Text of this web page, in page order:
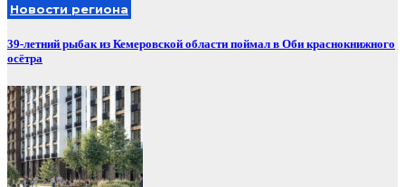
Новости региона
39-летний рыбак из Кемеровской области поймал в Оби краснокнижного
осётра